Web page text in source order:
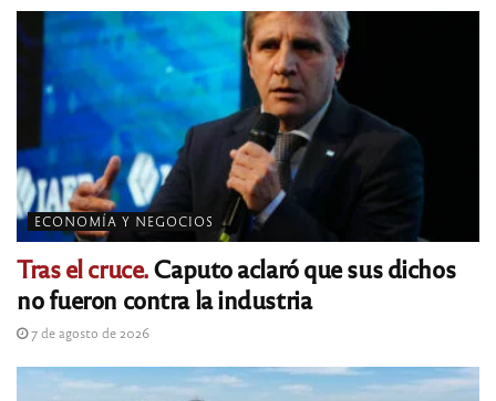
ECONOMÍA Y NEGOCIOS
Tras el cruce.Caputo aclaró que sus dichos
no fueron contra la industria
7 de agosto de 2026